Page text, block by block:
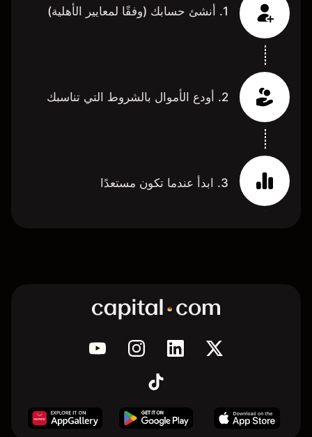
1. أنشئ حسابك (وفقًا لمعايير الأهلية)
2. أودع الأموال بالشروط التي تناسبك
3. ابدأ عندما تكون مستعدًا